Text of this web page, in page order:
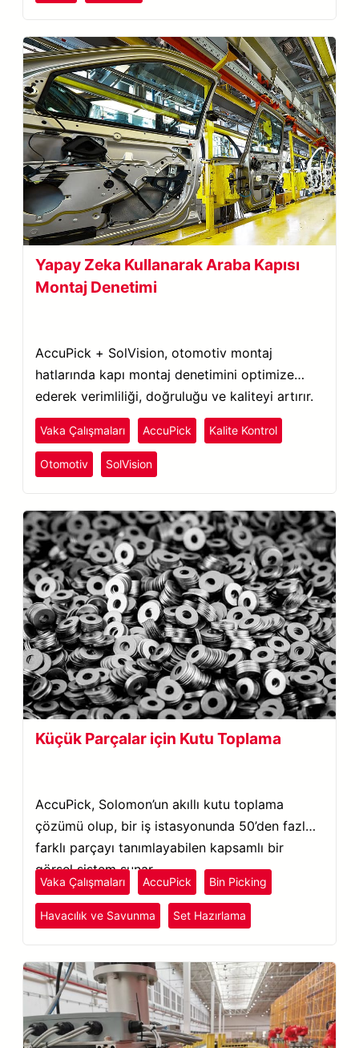
Yapay Zeka Kullanarak Araba Kapısı
Montaj Denetimi
AccuPick + SolVision, otomotiv montaj
hatlarında kapı montaj denetimini optimize
ederek verimliliği, doğruluğu ve kaliteyi artırır.
Vaka Çalışmaları AccuPick Kalite Kontrol
Otomotiv SolVision
Küçük Parçalar için Kutu Toplama
AccuPick, Solomon’un akıllı kutu toplama
çözümü olup, bir iş istasyonunda 50’den fazla
farklı parçayı tanımlayabilen kapsamlı bir
görsel sistem sunar.
Vaka Çalışmaları AccuPick Bin Picking
Havacılık ve Savunma Set Hazırlama